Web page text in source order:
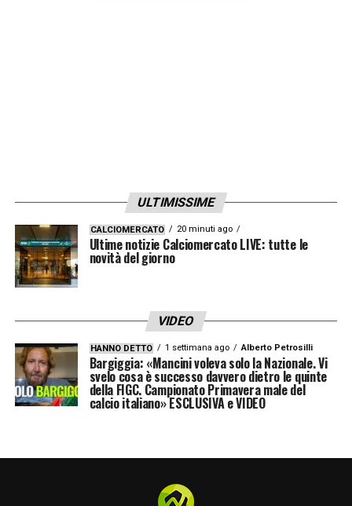
ULTIMISSIME
CALCIOMERCATO 20 minuti ago
Ultime notizie Calciomercato LIVE: tutte le
novità del giorno
VIDEO
HANNO DETTO 1 settimana ago Alberto Petrosilli
Bargiggia: «Mancini voleva solo la Nazionale. Vi
svelo cosa è successo davvero dietro le quinte
della FIGC. Campionato Primavera male del
calcio italiano» ESCLUSIVA e VIDEO